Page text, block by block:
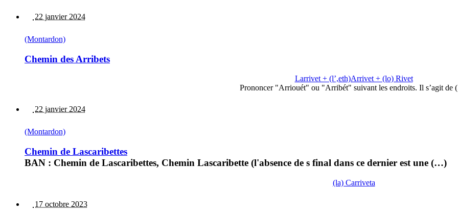
22 janvier 2024
(Montardon)
Chemin des Arribets
Larrivet + (l’,eth)Arrivet + (lo) Rivet
Prononcer "Arriouét" ou "Arribét" suivant les endroits. Il s’agit
22 janvier 2024
(Montardon)
Chemin de Lascaribettes
BAN : Chemin de Lascaribettes, Chemin Lascaribette (l'absence de s final dans ce dernier est une (…)
(la) Carriveta
17 octobre 2023